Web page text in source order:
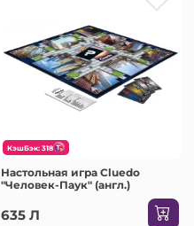
КэшБэк: 318
Настольная игра Cluedo
"Человек-Паук" (англ.)
635 Л